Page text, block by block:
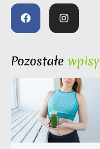
Pozostałe wpisy